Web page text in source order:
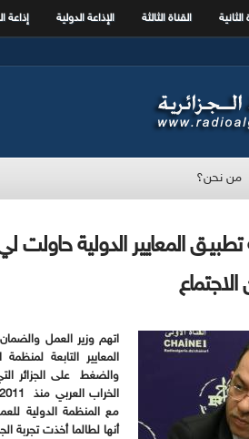
الثانية القناة الثالثة الإذاعة الدولية إذاعة
من نحن؟
تطبيـق المعايير الدولية حاولت لي
اتهم وزير العمل
المعايير التابعة
والضغط على الجزائر
مع المنظمة الدولية
أنها لطالما أخذت تجربة